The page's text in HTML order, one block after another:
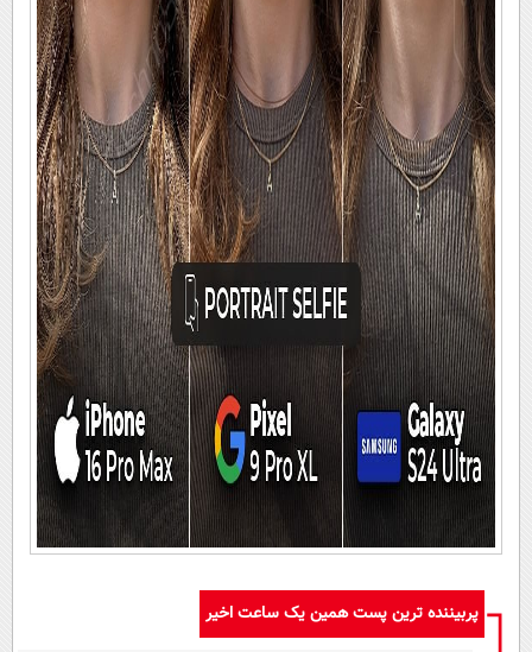
پربیننده ترین پست همین یک ساعت اخیر